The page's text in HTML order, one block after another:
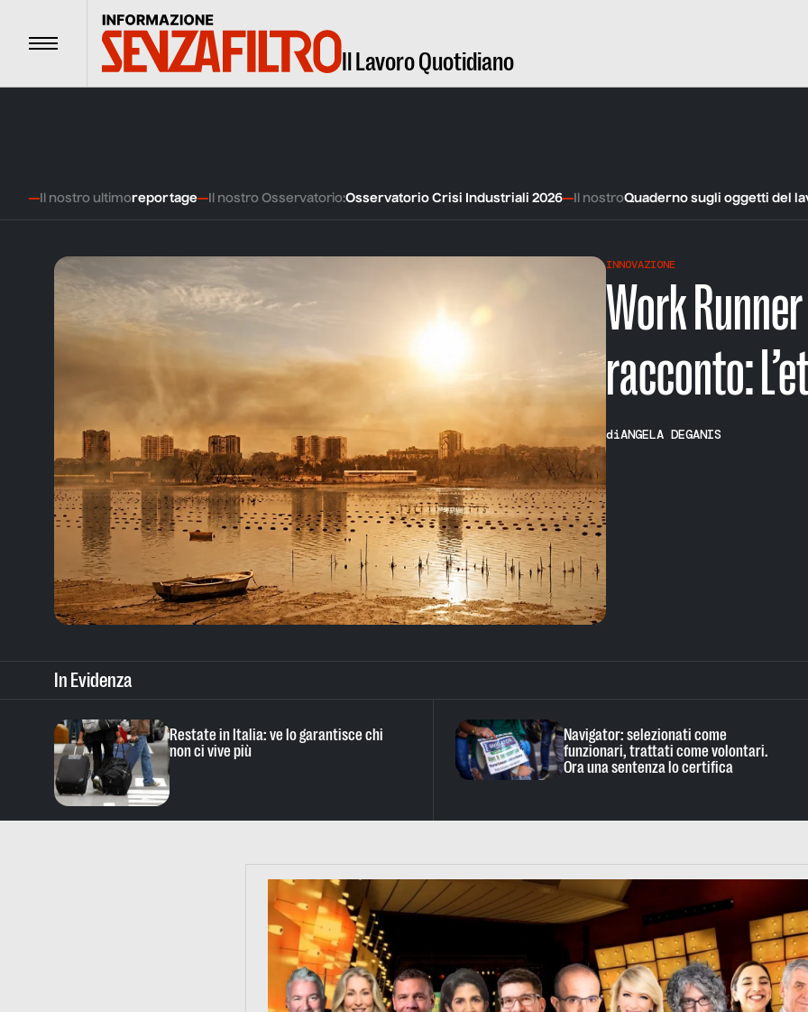
Menu Il Lavoro Quotidiano
Il nostro ultimoreportage Il nostro Osservatorio:Osservatorio Crisi Industriali 2026 Il nostroQuaderno sugli oggetti del
INNOVAZIONE
Work
racconto:
diANGELA DEGANIS
In Evidenza
Restate in Italia: ve lo garantisce chi
non ci vive più
Navigator: selezionati come
funzionari, trattati come volontari.
Ora una sentenza lo certifica
https://tinyurl.com/363fvfm9